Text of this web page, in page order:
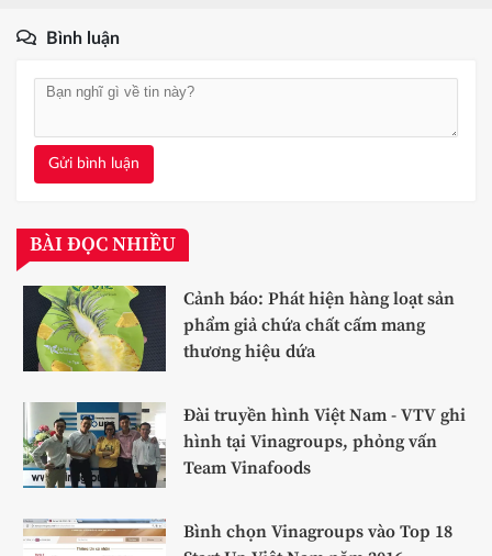
Bình luận
Gửi bình luận
BÀI ĐỌC NHIỀU
Cảnh báo: Phát hiện hàng loạt sản
phẩm giả chứa chất cấm mang
thương hiệu dứa
Đài truyền hình Việt Nam - VTV ghi
hình tại Vinagroups, phỏng vấn
Team Vinafoods
Bình chọn Vinagroups vào Top 18